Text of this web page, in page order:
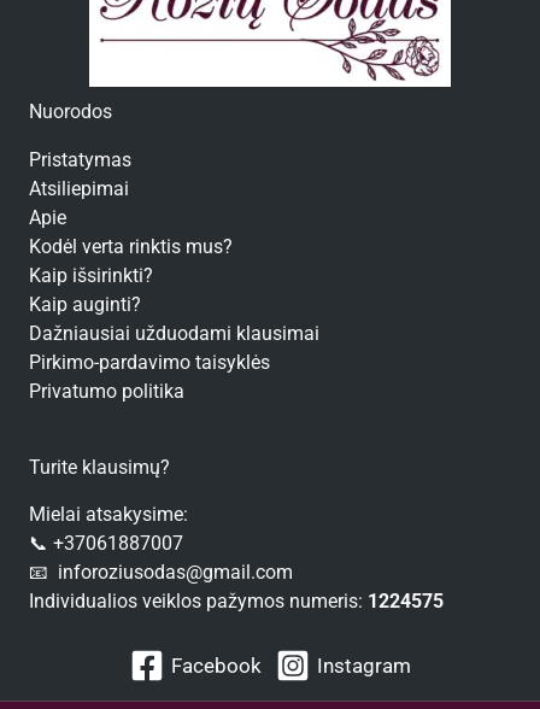
Nuorodos
Pristatymas
Atsiliepimai
Apie
Kodėl verta rinktis mus?
Kaip išsirinkti?
Kaip auginti?
Dažniausiai užduodami klausimai
Pirkimo-pardavimo taisyklės
Privatumo politika
Turite klausimų?
Mielai atsakysime:
📞 +37061887007
📧 inforoziusodas@gmail.com
Individualios veiklos pažymos numeris: 1224575
Facebook Instagram